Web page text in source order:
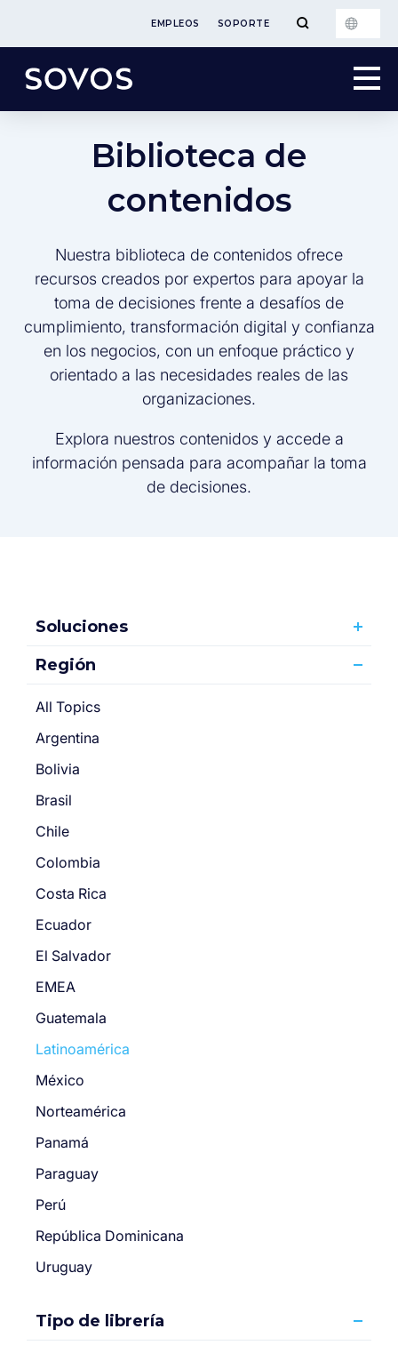
EMPLEOS SOPORTE
Biblioteca de
contenidos
Nuestra biblioteca de contenidos ofrece
recursos creados por expertos para apoyar la
toma de decisiones frente a desafíos de
cumplimiento, transformación digital y confianza
en los negocios, con un enfoque práctico y
orientado a las necesidades reales de las
organizaciones.
Explora nuestros contenidos y accede a
información pensada para acompañar la toma
de decisiones.
Soluciones
Región
All Topics
Argentina
Bolivia
Brasil
Chile
Colombia
Costa Rica
Ecuador
El Salvador
EMEA
Guatemala
Latinoamérica
México
Norteamérica
Panamá
Paraguay
Perú
República Dominicana
Uruguay
Tipo de librería